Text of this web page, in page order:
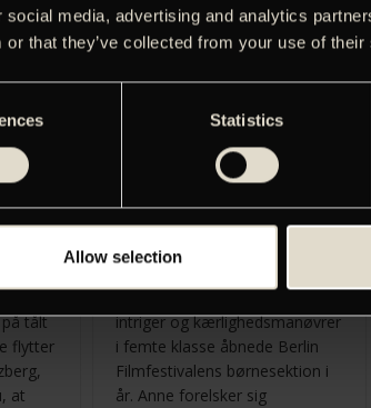
media, advertising and analytics
that they’ve collected from your use of
Statistics
Allow selection
tålt
flytter
at
BUSTER11-Jørgen +
børnebøger er blevet
filmatiseret som ‘Jørgen + Anne
stormerende forelskelse,
intriger og kærlighedsmanøvrer
i femte klasse åbnede Berlin
Filmfestivalens børnesektion i
år. Anne forelsker sig